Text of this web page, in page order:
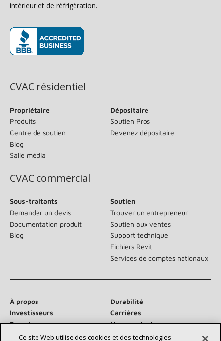
intérieur et de réfrigération.
CVAC résidentiel
Propriétaire
Produits
Centre de soutien
Blog
Salle média
Dépositaire
Soutien Pros
Devenez dépositaire
CVAC commercial
Sous-traitants
Demander un devis
Documentation produit
Blog
Soutien
Trouver un entrepreneur
Soutien aux ventes
Support technique
Fichiers Revit
Services de comptes nationaux
À propos
Durabilité
Investisseurs
Carrières
Fournisseurs
Nous contacter
Salle de presse
Ce site Web utilise des cookies et des technologies